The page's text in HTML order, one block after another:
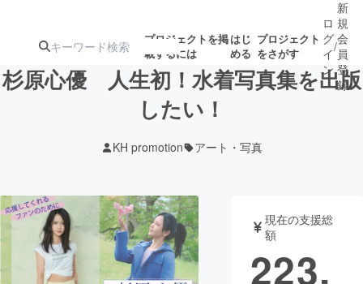
プロジェクトを掲
載するには
はじ
める
プロジェクト
をさがす
ジェクト
募集終了が近いプ
ロジェクト
アート・写真 音楽
テクノロジー・ガジェット ゲーム・サ
ロ
グ
イ
ン
/
新
規
会
員
登
録
杉原心優 人生初！水着写真集を出版
したい！
KH promotion アート・写真
現在の支援総
額
223,